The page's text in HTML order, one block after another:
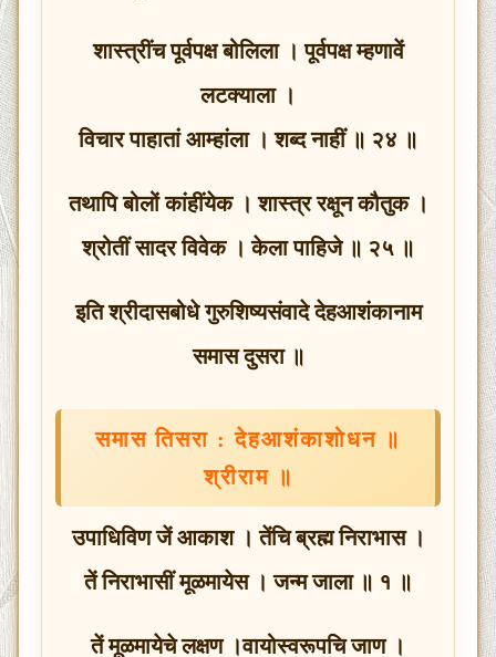
शास्त्रींच पूर्वपक्ष बोलिला । पूर्वपक्ष म्हणावें
लटक्याला ।
विचार पाहातां आम्हांला । शब्द नाहीं ॥ २४ ॥
तथापि बोलों कांहींयेक । शास्त्र रक्षून कौतुक ।
श्रोतीं सादर विवेक । केला पाहिजे ॥ २५ ॥
इति श्रीदासबोधे गुरुशिष्यसंवादे देहआशंकानाम
समास दुसरा ॥
समास तिसरा : देहआशंकाशोधन ॥
श्रीराम ॥
उपाधिविण जें आकाश । तेंचि ब्रह्म निराभास ।
तें निराभासीं मूळमायेस । जन्म जाला ॥ १ ॥
तें मूळमायेचे लक्षण ।वायोस्वरूपचि जाण ।